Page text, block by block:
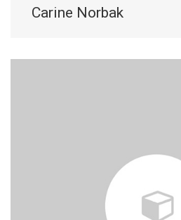
Carine Norbak